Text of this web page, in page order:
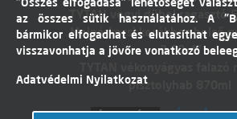
TYTAN vegyi dübel ragasztó
Molnárkocsi kerékhez belső
3,50-4"
pisztolyhab 870ml
az összes sütik használatához. A
bármikor elfogadhat és elutasíthat
visszavonhatja a jövőre vonatkozó
Adatvédelmi Nyilatkozat